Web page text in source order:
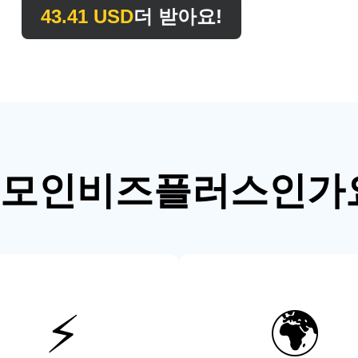
43.41 USD더 받아요!
인비즈플러스인가
⚡ 🌍